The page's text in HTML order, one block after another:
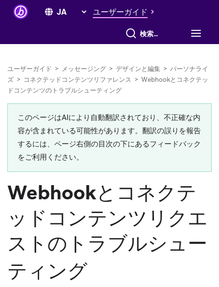
ユーザーガイド
すべて検索
ユーザーガイド > メッセージング > デザインと編集 > パーソナライ
ズ > コネクテッドコンテンツリファレンス > Webhookとコネクテッ
ドコンテンツのトラブルシューティング
このページはAIにより自動翻訳されており、不正確な内
容が含まれている可能性があります。翻訳の誤りを報告
するには、ページ右側の目次の下にあるフィードバック
をご利用ください。
Webhookとコネクテ
ッドコンテンツリクエ
ストのトラブルシュー
ティング